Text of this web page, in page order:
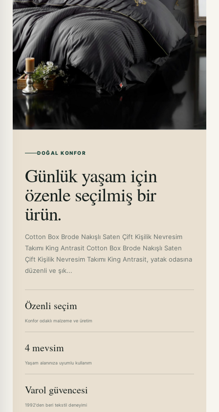
DOĞAL KONFOR
Günlük yaşam için
özenle seçilmiş bir
ürün.
Cotton Box Brode Nakışlı Saten Çift Kişilik Nevresim
Takımı King Antrasit Cotton Box Brode Nakışlı Saten
Çift Kişilik Nevresim Takımı King Antrasit, yatak odasına
düzenli ve şık...
Özenli seçim
Konfor odaklı malzeme ve üretim
4 mevsim
Yaşam alanınıza uyumlu kullanım
Varol güvencesi
1992'den beri tekstil deneyimi